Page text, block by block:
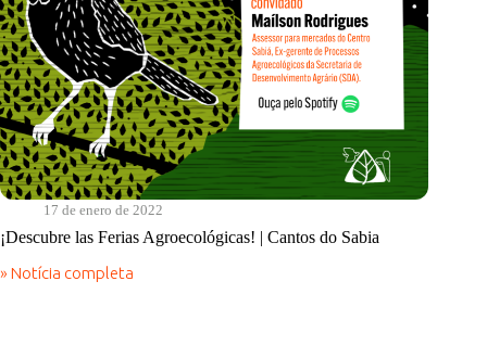
17 de enero de 2022
¡Descubre las Ferias Agroecológicas! | Cantos do Sabia
» Notícia completa
¡Descubre